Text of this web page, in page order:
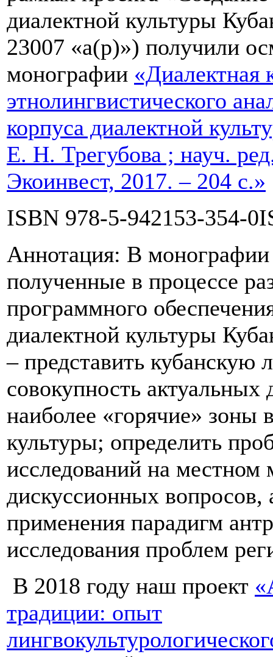
диалектной культуры
23007 «а(p)») получили
монографии «Диалектная
этнолингвистического
корпуса диалектной
Е. Н. Трегубова ; науч.
Экоинвест, 2017. – 204 с.»
ISBN 978-5-942153-354-
Аннотация: В монографии
полученные в процессе
программного
диалектной культуры
– представить кубанскую
совокупность
наиболее «горячие» зоны
культуры; определить
исследований на местном
дискуссионных вопросов,
применения парадигм
исследования проблем
В 2018 году наш проект
традиции: опыт